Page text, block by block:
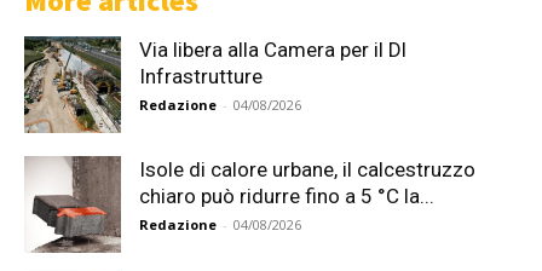
Via libera alla Camera per il Dl
Infrastrutture
Redazione - 04/08/2026
Isole di calore urbane, il calcestruzzo
chiaro può ridurre fino a 5 °C la...
Redazione - 04/08/2026